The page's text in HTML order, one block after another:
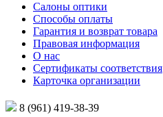
Салоны оптики
Способы оплаты
Гарантия и возврат товара
Правовая информация
О нас
Сертификаты соответствия
Карточка организации
8 (961) 419-38-39